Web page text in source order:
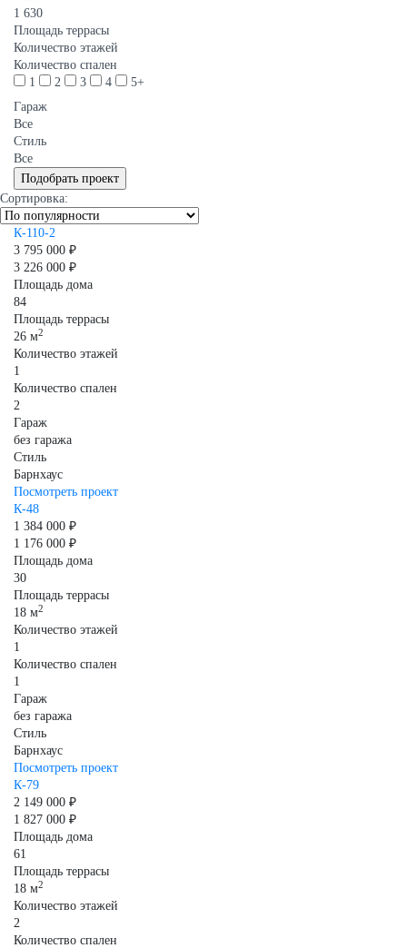
1 630
Площадь террасы
Количество этажей
Количество спален
1
2 3 4
5+
Гараж
Все
Стиль
Все
Сортировка:
К-110-2
3 795 000 ₽
3 226 000 ₽
Площадь дома
84
Площадь террасы
26 м2
Количество этажей
1
Количество спален
2
Гараж
без гаража
Стиль
Барнхаус
Посмотреть проект
К-48
1 384 000 ₽
1 176 000 ₽
Площадь дома
30
Площадь террасы
18 м2
Количество этажей
1
Количество спален
1
Гараж
без гаража
Стиль
Барнхаус
Посмотреть проект
К-79
2 149 000 ₽
1 827 000 ₽
Площадь дома
61
Площадь террасы
18 м2
Количество этажей
2
Количество спален